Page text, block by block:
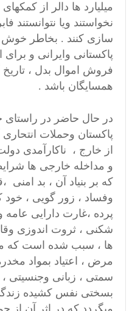
میلیارد ها دالر از
نخواستند ویا نتوانستند
سازی کنند . بخاطر خوش
پاکستانی وایرانی و
فروش اموال بدل ،
همسایگان باشد .
در حال حاضر در راستای
پاکستان وحملات
از خارج ، ناکارآمدی
و مداخله خارجی ها
که بر بنیاد آن ، بد
وفساد ، زور گویی ،
پرده ،غارت دارایی عامه
شکنی ، ثروت اندوزی
ها ، سبب شده است که
مرض ، اعتیاد بمواد
سمتی ، زبانی وجنسیتی ،
بسختی نفس کشیده زندگی
میگردد که در اثر آن از